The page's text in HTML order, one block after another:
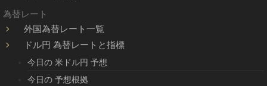
為替レート
外国為替レート一覧
ドル円 為替レートと指標
今日の 米ドル円 予想
今日の 予想根拠